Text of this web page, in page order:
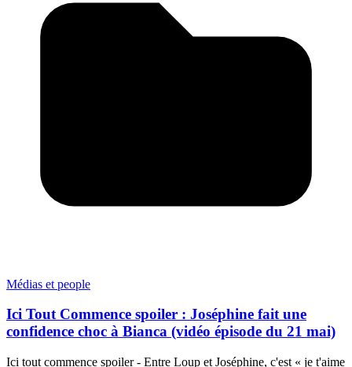
Médias et people
Ici Tout Commence spoiler : Joséphine fait une
confidence choc à Bianca (vidéo épisode du 21 mai)
Ici tout commence spoiler - Entre Loup et Joséphine, c'est « je t'aime